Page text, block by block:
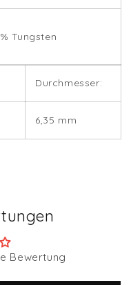
Tungsten
Durchmesser:
6,35 mm
Bewertung